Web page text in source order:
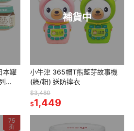
本罐
補貨中
小牛津 365帽T熊藍芽故事機
(綠/粉) 送防摔衣
$3,480
$1,449
75
折